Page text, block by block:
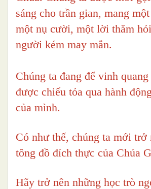
sáng cho trần gian, mang
một nụ cười, một lời thăm
người kém may mắn.
Chúng ta đang để vinh
được chiếu tỏa qua hành
của mình.
Có như thế, chúng ta mới trở
tông đồ đích thực của Chúa
Hãy trở nên những học trò